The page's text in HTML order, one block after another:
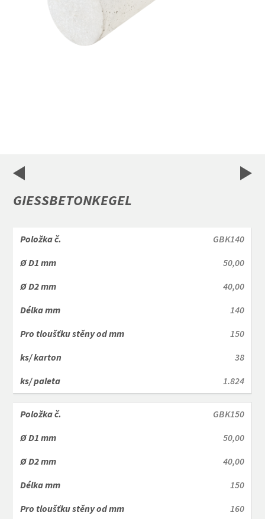
GIESSBETONKEGEL
GBK140
50,00
40,00
140
150
38
1.824
GBK150
50,00
40,00
150
160